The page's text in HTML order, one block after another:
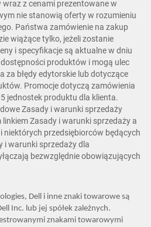
z cenami prezentowane w
nie stanowią oferty w rozumieniu
Państwa zamówienie na zakup
wiążące tylko, jeżeli zostanie
i specyfikacje są aktualne w dniu
produktów i mogą ulec
za błędy edytorskie lub dotyczące
Promocje dotyczą zamówienia
jednostek produktu dla klienta.
Zasady i warunki sprzedaży
Zasady i warunki sprzedaży a
przedsiębiorców będących
i warunki sprzedaży dla
bezwzględnie obowiązujących
Dell i inne znaki towarowe są
Inc. lub jej spółek zależnych.
znakami towarowymi